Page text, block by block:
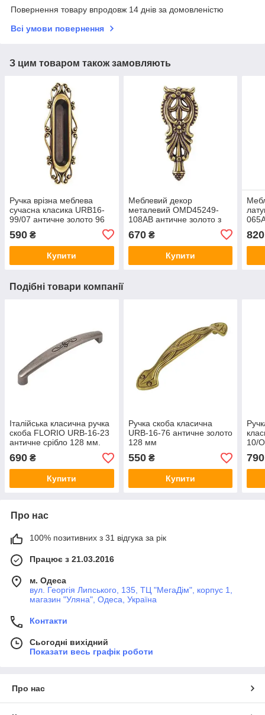
Повернення товару впродовж 14 днів за домовленістю
Всі умови повернення
З цим товаром також замовляють
Ручка врізна меблева
сучасна класика URB16-
99/07 античне золото 96
590 ₴
Купити
Меблевий декор
металевий OMD45249-
108AB античне золото з
670₴
Купити
820
Подібні товари компанії
Італійська класична ручка
скоба FLORIO URB-16-23
античне срібло 128 мм.
690 ₴
Купити
Ручка скоба класична
URB-16-76 античне золото
128 мм
550₴
Купити
10/
мм
790
Про нас
100% позитивних з 31 відгука за рік
Працює з 21.03.2016
м. Одеса
вул. Георгія Липського, 135, ТЦ "МегаДім", корпус 1,
магазин "Уляна", Одеса, Україна
Контакти
Сьогодні вихідний
Показати весь графік роботи
Про нас